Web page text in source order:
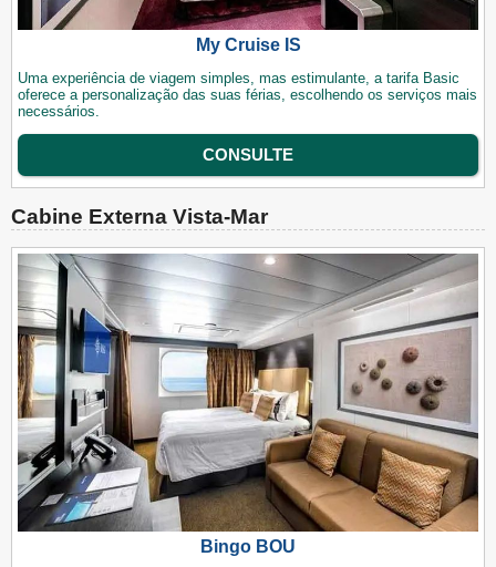
My Cruise IS
Uma experiência de viagem simples, mas estimulante, a tarifa Basic
oferece a personalização das suas férias, escolhendo os serviços mais
necessários.
CONSULTE
Cabine Externa Vista-Mar
Bingo BOU